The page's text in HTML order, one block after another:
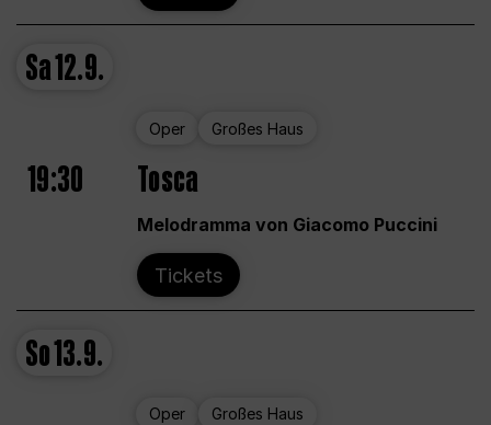
Sa12.9.
Oper Großes Haus
19:30 Tosca
Melodramma von Giacomo Puccini
Tickets
So13.9.
Oper Großes Haus